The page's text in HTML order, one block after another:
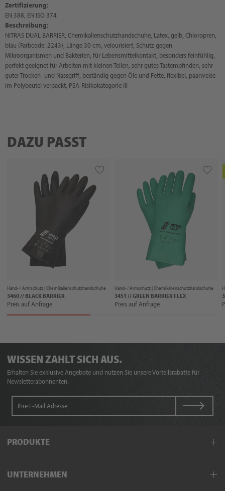
Zertifizierung:
EN 388, EN ISO 374
Beschreibung:
NITRAS DUAL BARRIER, Chemikalienschutzhandschuhe, Latex, gelb, Chloropren,
blau (Farbcode: 2243), Länge 30 cm, velourisiert, Schutz gegen
Mikroorganismen und Bakterien, für Lebensmittelkontakt, besonders feinfühlig,
perfekt geeignet für Arbeiten mit kleinen Teilen, sehr gutes Tastempfinden, sehr
guter Trocken- und Nassgriff, beständig gegen Öle und Fette, flexibel, paarweise
im Polybeutel verpackt, PSA-Risikokategorie III
DAZU PASST
Hand- / Armschutz |Chemikalienschutzhandschuhe
3460 // BLACK BARRIER
Preis auf Anfrage
Hand- / Armschutz |Chemikalienschutzhandschuhe
3451 // GREEN BARRIER FLEX
Preis auf Anfrage
WISSEN ZAHLT SICH AUS.
Erhalten Sie exklusive Angebote und nutzen Sie unsere Vorteilsrabatte für
Newsletterabonnenten.
PRODUKTE
Schutzkleidung
UNTERNEHMEN